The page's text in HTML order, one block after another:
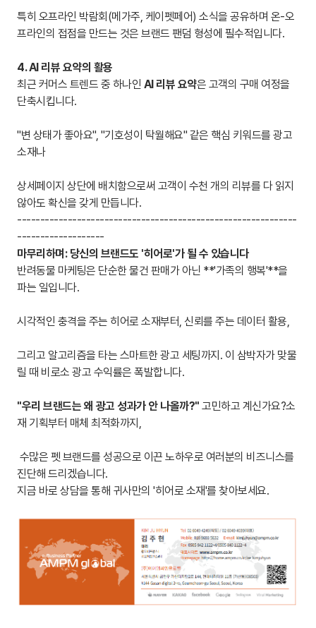
특히 오프라인 박람회(메가주, 케이펫페어) 소식을 공유하며 온-오
프라인의 접점을 만드는 것은 브랜드 팬덤 형성에 필수적입니다.
4. AI 리뷰 요약의 활용
최근 커머스 트렌드 중 하나인 AI 리뷰 요약은 고객의 구매 여정을
단축시킵니다.
"변 상태가 좋아요", "기호성이 탁월해요" 같은 핵심 키워드를 광고
소재나
상세페이지 상단에 배치함으로써 고객이 수천 개의 리뷰를 다 읽지
않아도 확신을 갖게 만듭니다.
-------------------------------------------------------------
-------------------
마무리하며: 당신의 브랜드도 '히어로'가 될 수 있습니다
반려동물 마케팅은 단순한 물건 판매가 아닌 **'가족의 행복'**을
파는 일입니다.
시각적인 충격을 주는 히어로 소재부터, 신뢰를 주는 데이터 활용,
그리고 알고리즘을 타는 스마트한 광고 세팅까지. 이 삼박자가 맞물
릴 때 비로소 광고 수익률은 폭발합니다.
"우리 브랜드는 왜 광고 성과가 안 나올까?" 고민하고 계신가요?소
재 기획부터 매체 최적화까지,
수많은 펫 브랜드를 성공으로 이끈 노하우로 여러분의 비즈니스를
진단해 드리겠습니다.
지금 바로 상담을 통해 귀사만의 '히어로 소재'를 찾아보세요.